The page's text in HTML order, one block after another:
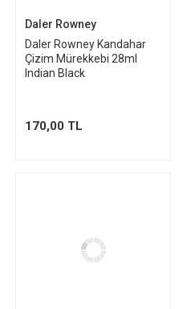
Daler Rowney
Daler Rowney Kandahar
Çizim Mürekkebi 28ml
Indian Black
170,00 TL